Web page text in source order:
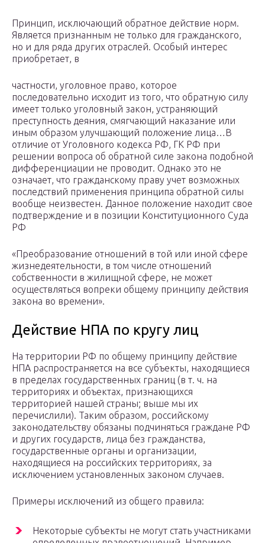
Принцип, исключающий обратное действие норм.
Является признанным не только для гражданского,
но и для ряда других отраслей. Особый интерес
приобретает, в
частности, уголовное право, которое
последовательно исходит из того, что обратную силу
имеет только уголовный закон, устраняющий
преступность деяния, смягчающий наказание или
иным образом улучшающий положение лица…В
отличие от Уголовного кодекса РФ, ГК РФ при
решении вопроса об обратной силе закона подобной
дифференциации не проводит. Однако это не
означает, что гражданскому праву учет возможных
последствий применения принципа обратной силы
вообще неизвестен. Данное положение находит свое
подтверждение и в позиции Конституционного Суда
РФ
«Преобразование отношений в той или иной сфере
жизнедеятельности, в том числе отношений
собственности в жилищной сфере, не может
осуществляться вопреки общему принципу действия
закона во времени».
Действие НПА по кругу лиц
На территории РФ по общему принципу действие
НПА распространяется на все субъекты, находящиеся
в пределах государственных границ (в т. ч. на
территориях и объектах, признающихся
территорией нашей страны; выше мы их
перечислили). Таким образом, российскому
законодательству обязаны подчиняться граждане РФ
и других государств, лица без гражданства,
государственные органы и организации,
находящиеся на российских территориях, за
исключением установленных законом случаев.
Примеры исключений из общего правила:
Некоторые субъекты не могут стать участниками